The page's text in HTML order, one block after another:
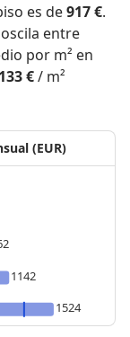
es de917 €.
entre
por m² en
133 €/ m²
(EUR)
1142
1524